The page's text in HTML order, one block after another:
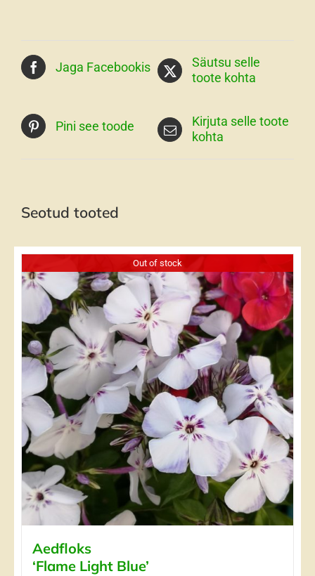
Jaga Facebookis
Säutsu selle
toote kohta
Pini see toode
Kirjuta selle toote
kohta
Seotud tooted
Out of stock
Aedfloks
‘Flame Light Blue’